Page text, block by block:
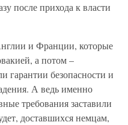
после прихода к власти
и Франции, которые
а потом –
гарантии безопасности и
А ведь именно
требования заставили
доставшихся немцам,